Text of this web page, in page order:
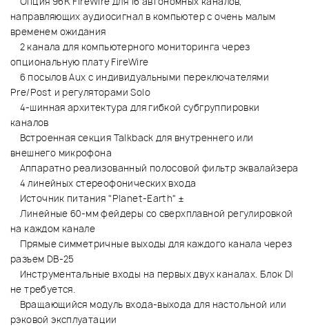
направляющих аудиосигнал в компьютер с очень малым
временем ожидания
2 канала для компьютерного мониторинга через
опциональную плату FireWire
6 посылов Aux с индивидуальными переключателями
Pre/Post и регуляторами Solo
4-шинная архитектура для гибкой субгруппировки
каналов
Встроенная секция Talkback для внутреннего или
внешнего микрофона
Аппаратно реализованный полосовой фильтр эквалайзера
4 линейных стереофонических входа
Источник питания "Planet-Earth" ±
Линейные 60-мм фейдеры со сверхплавной регулировкой
на каждом канале
Прямые симметричные выходы для каждого канала через
разъем DB-25
Инструментальные входы на первых двух каналах. Блок DI
не требуется.
Вращающийся модуль входа-выхода для настольной или
рэковой эксплуатации